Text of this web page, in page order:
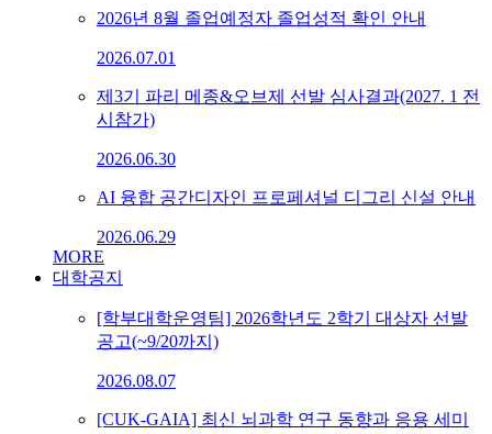
2026년 8월 졸업예정자 졸업성적 확인 안내
2026.07.01
제3기 파리 메종&오브제 선발 심사결과(2027. 1 전
시참가)
2026.06.30
AI 융합 공간디자인 프로페셔널 디그리 신설 안내
2026.06.29
MORE
대학공지
[학부대학운영팀] 2026학년도 2학기 대상자 선발
공고(~9/20까지)
2026.08.07
[CUK-GAIA] 최신 뇌과학 연구 동향과 응용 세미